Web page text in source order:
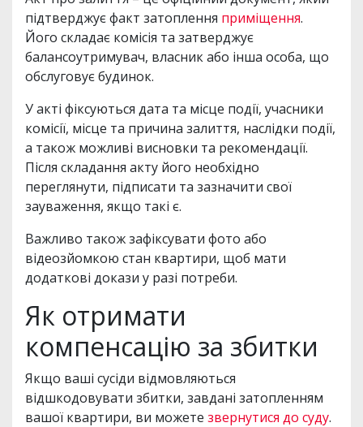
підтверджує факт затоплення приміщення.
Його складає комісія та затверджує
балансоутримувач, власник або інша особа, що
обслуговує будинок.
У акті фіксуються дата та місце події, учасники
комісії, місце та причина залиття, наслідки події,
а також можливі висновки та рекомендації.
Після складання акту його необхідно
переглянути, підписати та зазначити свої
зауваження, якщо такі є.
Важливо також зафіксувати фото або
відеозйомкою стан квартири, щоб мати
додаткові докази у разі потреби.
Як отримати
компенсацію за збитки
Якщо ваші сусіди відмовляються
відшкодовувати збитки, завдані затопленням
вашої квартири, ви можете звернутися до суду.